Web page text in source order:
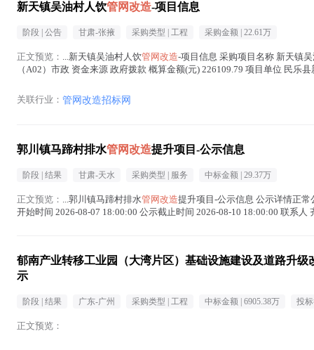
新天镇吴油村人饮管网改造-项目信息
阶段 | 公告 甘肃-张掖 采购类型 | 工程 采购金额 | 22.61万
正文预览： ...新天镇吴油村人饮管网改造-项目信息 采购项目名称 新天镇
（A02）市政 资金来源 政府拨款 概算金额(元) 226109.79 项目单位 民
关联行业： 管网改造招标网
郭川镇马蹄村排水管网改造提升项目-公示信息
阶段 | 结果 甘肃-天水 采购类型 | 服务 中标金额 | 29.37万
正文预览： ...郭川镇马蹄村排水管网改造提升项目-公示信息 公示详情正
开始时间 2026-08-07 18:00:00 公示截止时间 2026-08-10 18:00:00 联系
郁南产业转移工业园（大湾片区）基础设施建设及道路升
示
阶段 | 结果 广东-广州 采购类型 | 工程 中标金额 | 6905.38万 投
正文预览：